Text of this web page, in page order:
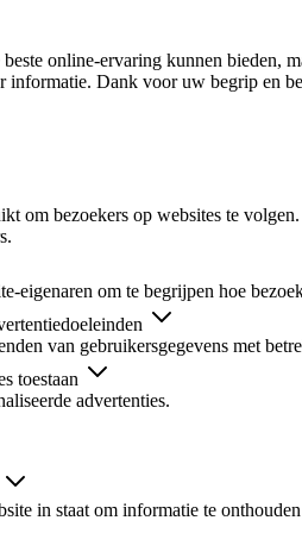
online-ervaring kunnen bieden,
informatie. Dank voor uw begrip en
om bezoekers op websites te
eigenaren om te begrijpen hoe
van gebruikersgegevens met
toestaan
advertenties.
in staat om informatie te